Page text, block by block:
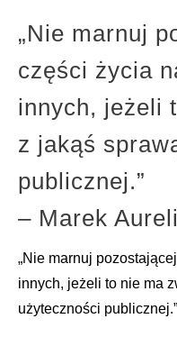
„Nie marnuj
części życia
innych, jeżeli
z jakąś
publicznej.”
– Marek
„Nie marnuj
innych, jeżeli to nie ma
użyteczności publicznej.”